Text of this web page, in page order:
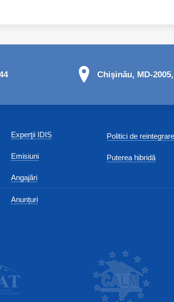
Chişinău, MD-
Experţii IDIS
Emisiuni
Angajări
Anunțuri
Politici de reintegrare
Puterea hibridă